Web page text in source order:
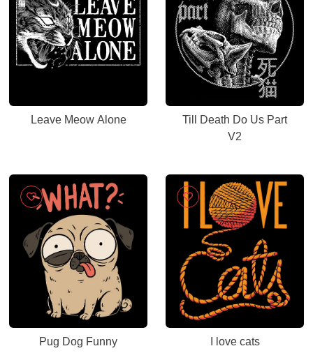
Leave Meow Alone
Till Death Do Us Part
V2
Pug Dog Funny I love cats